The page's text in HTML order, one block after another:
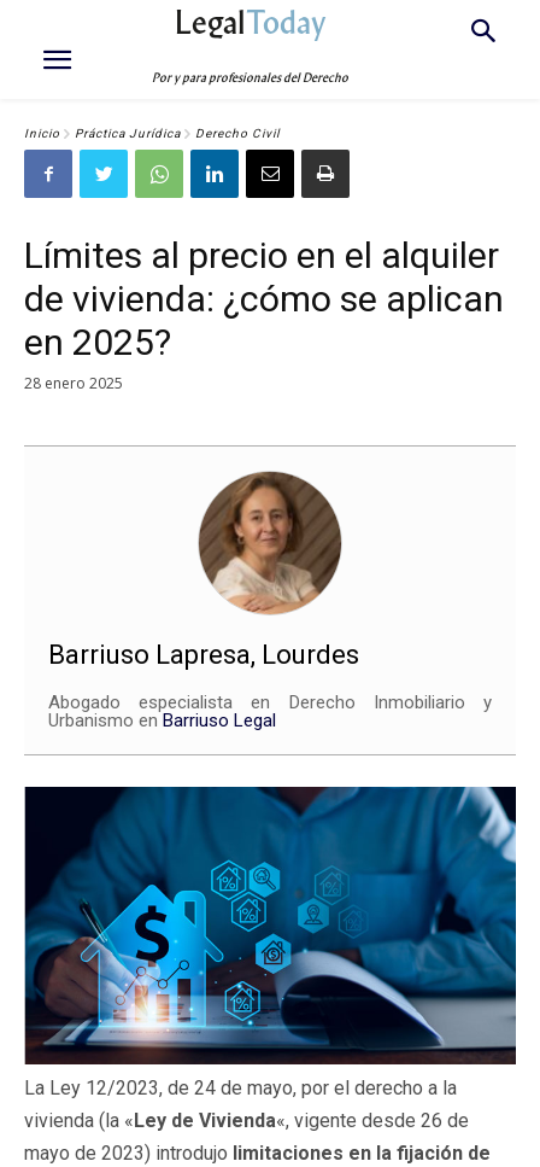
LegalToday
Por y para profesionales del Derecho
Inicio Práctica Jurídica Derecho Civil
Límites al precio en el alquiler
de vivienda: ¿cómo se aplican
en 2025?
28 enero 2025
Barriuso Lapresa, Lourdes
Abogado especialista en Derecho Inmobiliario y
Urbanismo en Barriuso Legal
La Ley 12/2023, de 24 de mayo, por el derecho a la
vivienda (la «Ley de Vivienda«, vigente desde 26 de
mayo de 2023) introdujo limitaciones en la fijación de